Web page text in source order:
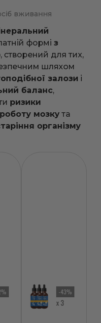
вживання
формі з
, створений для тих,
шляхом
залози і
баланс,
ризики
роботу мозку та
організму
-43%
x 3